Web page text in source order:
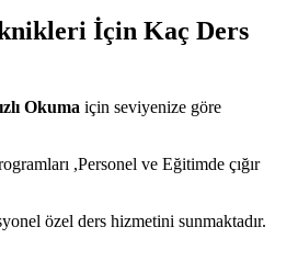
İçin Kaç Ders
Okuma için seviyenize göre
,Personel ve Eğitimde çığır
özel ders hizmetini sunmaktadır.